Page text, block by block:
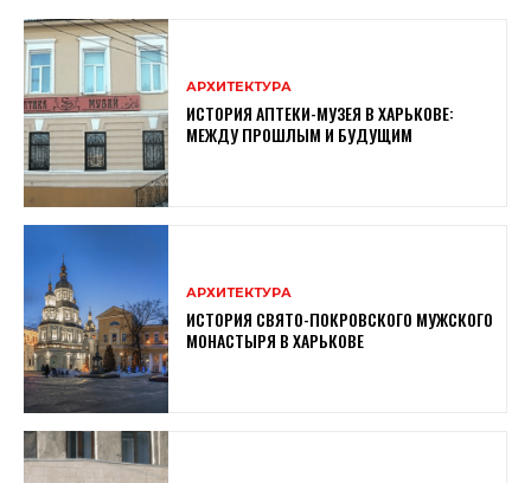
АРХИТЕКТУРА
ИСТОРИЯ АПТЕКИ-МУЗЕЯ В ХАРЬКОВЕ:
МЕЖДУ ПРОШЛЫМ И БУДУЩИМ
АРХИТЕКТУРА
ИСТОРИЯ СВЯТО-ПОКРОВСКОГО МУЖСКОГО
МОНАСТЫРЯ В ХАРЬКОВЕ